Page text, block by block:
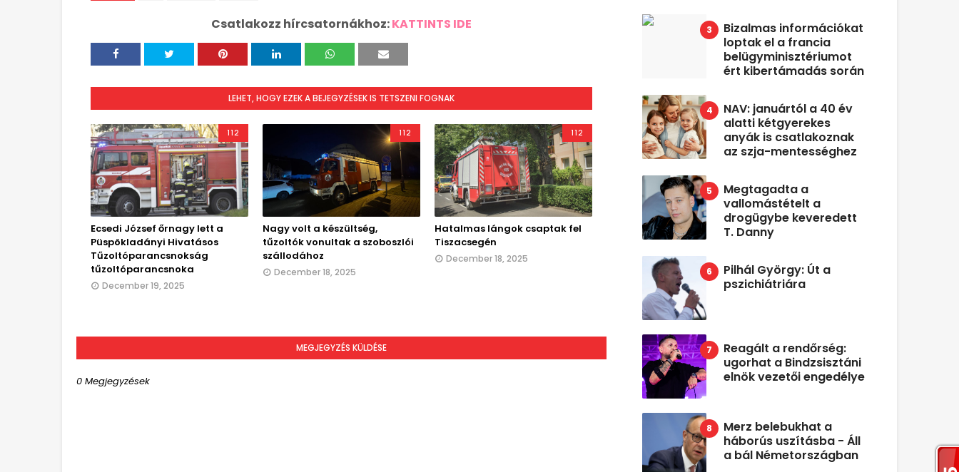
Csatlakozz hírcsatornákhoz:KATTINTS IDE
LEHET, HOGY EZEK A BEJEGYZÉSEK IS TETSZENI FOGNAK
112
Ecsedi József őrnagy lett a
Püspökladányi Hivatásos
Tűzoltóparancsnokság
tűzoltóparancsnoka
December 19, 2025
112
Nagy volt a készültség,
tűzoltók vonultak a szoboszlói
szállodához
December 18, 2025
112
Hatalmas lángok csaptak fel
Tiszacsegén
December 18, 2025
MEGJEGYZÉS KÜLDÉSE
0 Megjegyzések
Bizalmas információkat
loptak el a francia
belügyminisztériumot
ért kibertámadás során
NAV: januártól a 40 év
alatti kétgyerekes
anyák is csatlakoznak
az szja-mentességhez
Megtagadta a
vallomástételt a
drogügybe keveredett
T. Danny
Pilhál György: Út a
pszichiátriára
Reagált a rendőrség:
ugorhat a Bindzsisztáni
elnök vezetői engedélye
Merz belebukhat a
háborús uszításba - Áll
a bál Németországban